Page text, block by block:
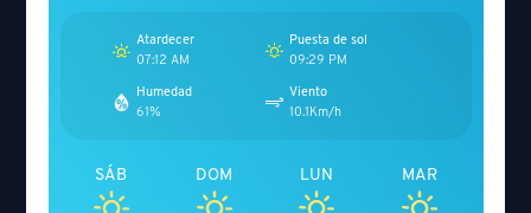
Atardecer
07:12 AM
Puesta de sol
09:29 PM
Humedad
61%
Viento
10.1Km/h
SÁB DOM LUN MAR